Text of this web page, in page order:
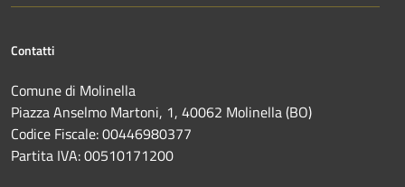
Contatti
Comune di Molinella
Piazza Anselmo Martoni, 1, 40062 Molinella (BO)
Codice Fiscale: 00446980377
Partita IVA: 00510171200